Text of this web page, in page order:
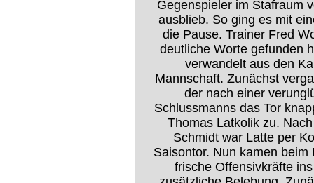
Gegenspieler im Stafraum
ausblieb. So ging es mit
die Pause. Trainer Fred
deutliche Worte gefunden
verwandelt aus den
Mannschaft. Zunächst
der nach einer
Schlussmanns das Tor
Thomas Latkolik zu.
Schmidt war Latte per
Saisontor. Nun kamen
frische Offensivkräfte